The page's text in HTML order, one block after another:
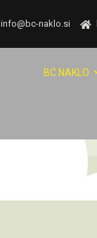
info@bc-naklo.si
BC NAKLO